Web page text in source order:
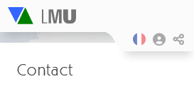
Contact